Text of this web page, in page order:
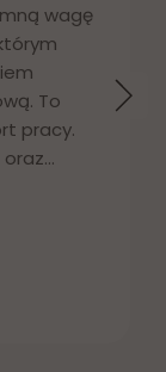
wagę
To
pracy.
oraz
mogę